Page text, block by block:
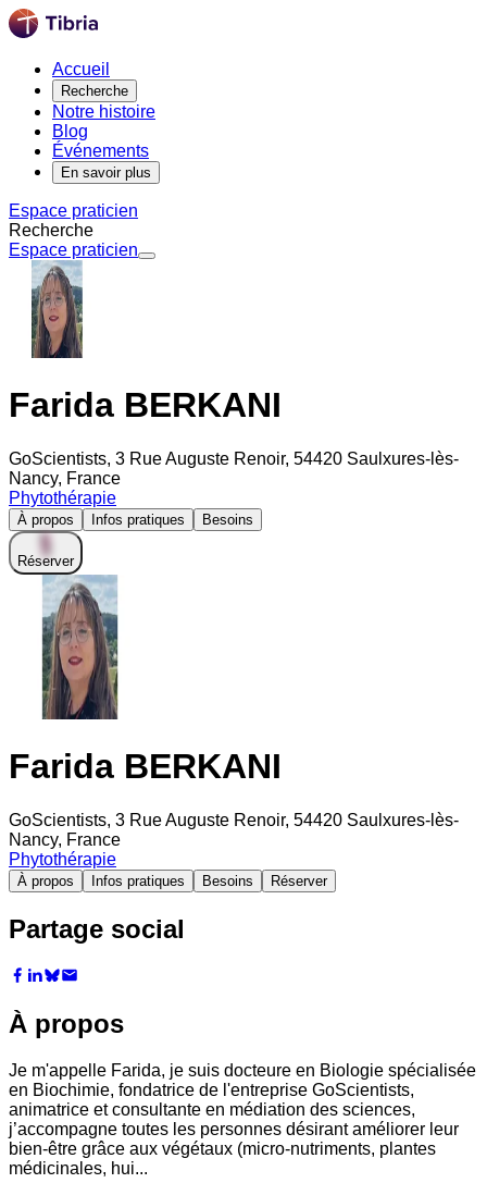
Accueil
Recherche
Notre histoire
Blog
Événements
En savoir plus
Espace praticien
Recherche
Espace praticien
Farida BERKANI
GoScientists, 3 Rue Auguste Renoir, 54420 Saulxures-lès-
Nancy, France
Phytothérapie
À propos Infos pratiques Besoins
Réserver
Farida BERKANI
GoScientists, 3 Rue Auguste Renoir, 54420 Saulxures-lès-
Nancy, France
Phytothérapie
À propos Infos pratiques Besoins Réserver
Partage social
À propos
Je m'appelle Farida, je suis docteure en Biologie spécialisée
en Biochimie, fondatrice de l'entreprise GoScientists,
animatrice et consultante en médiation des sciences,
j’accompagne toutes les personnes désirant améliorer leur
bien-être grâce aux végétaux (micro-nutriments, plantes
médicinales, hui...